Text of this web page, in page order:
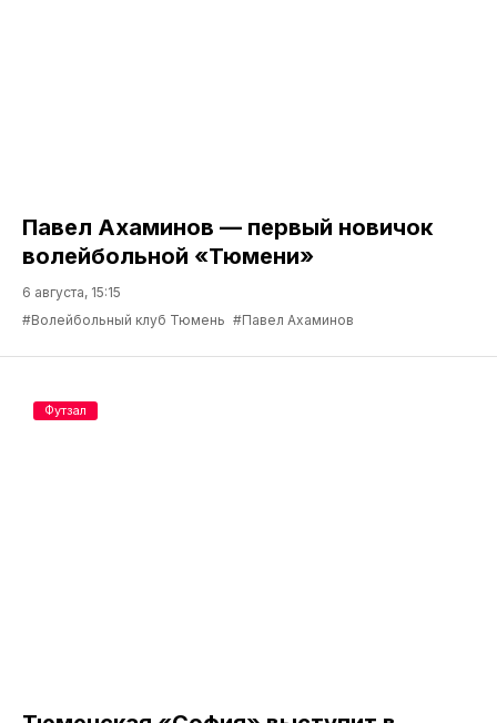
Павел Ахаминов — первый новичок
волейбольной «Тюмени»
6 августа, 15:15
#Волейбольный клуб Тюмень #Павел Ахаминов
Футзал